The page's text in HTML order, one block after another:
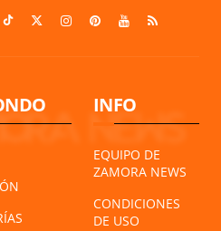
INFO
EQUIPO DE
ZAMORA NEWS
CONDICIONES
DE USO